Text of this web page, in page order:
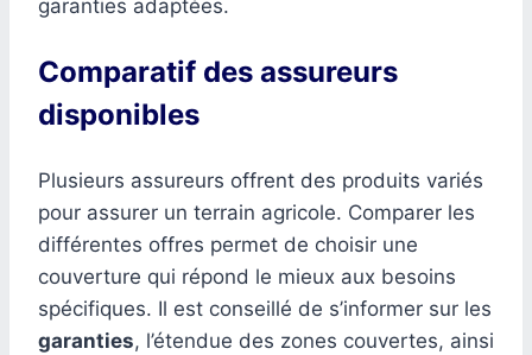
garanties adaptées.
Comparatif des assureurs
disponibles
Plusieurs assureurs offrent des produits variés
pour assurer un terrain agricole. Comparer les
différentes offres permet de choisir une
couverture qui répond le mieux aux besoins
spécifiques. Il est conseillé de s’informer sur les
garanties, l’étendue des zones couvertes, ainsi